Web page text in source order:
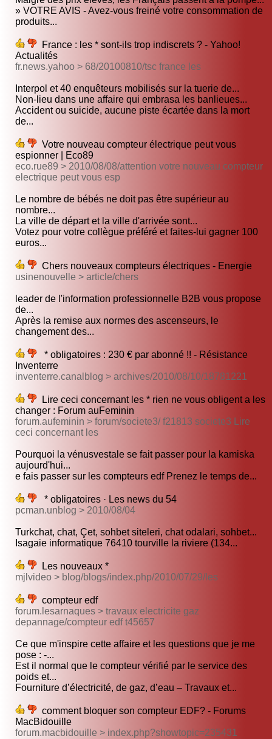
» VOTRE AVIS - Avez-vous freiné votre consommation de
produits...
France : les * sont-ils trop indiscrets ? - Yahoo!
Actualités
fr.news.yahoo > 68/20100810/tsc france les
Interpol et 40 enquêteurs mobilisés sur la tuerie de...
Non-lieu dans une affaire qui embrasa les banlieues...
Accident ou suicide, aucune piste écartée dans la mort
de...
Votre nouveau compteur électrique peut vous
espionner | Eco89
eco.rue89 > 2010/08/08/attention votre nouveau compteur
electrique peut vous esp
Le nombre de bébés ne doit pas être supérieur au
nombre...
La ville de départ et la ville d'arrivée sont...
Votez pour votre collègue préféré et faites-lui gagner 100
euros...
Chers nouveaux compteurs électriques - Energie
usinenouvelle > article/chers
leader de l'information professionnelle B2B vous propose
de...
Après la remise aux normes des ascenseurs, le
changement des...
* obligatoires : 230 € par abonné !! - Résistance
Inventerre
inventerre.canalblog > archives/2010/08/10/18781221
Lire ceci concernant les * rien ne vous obligent a les
changer : Forum auFeminin
forum.aufeminin > forum/societe3/ f21813 societe3 Lire
ceci concernant les
Pourquoi la vénusvestale se fait passer pour la kamiska
aujourd'hui...
e fais passer sur les compteurs edf Prenez le temps de...
* obligatoires · Les news du 54
pcman.unblog > 2010/08/04
Turkchat, chat, Çet, sohbet siteleri, chat odalari, sohbet...
Isagaie informatique 76410 tourville la riviere (134...
Les nouveaux *
mjlvideo > blog/blogs/index.php/2010/07/29/les
compteur edf
forum.lesarnaques > travaux electricite gaz
depannage/compteur edf t45657
Ce que m'inspire cette affaire et les questions que je me
pose : -...
Est il normal que le compteur vérifié par le service des
poids et...
Fourniture d’électricité, de gaz, d’eau – Travaux et...
comment bloquer son compteur EDF? - Forums
MacBidouille
forum.macbidouille > index.php?showtopic=235431